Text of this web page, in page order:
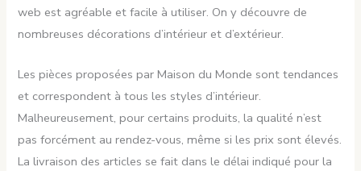
web est agréable et facile à utiliser. On y découvre de
nombreuses décorations d’intérieur et d’extérieur.
Les pièces proposées par Maison du Monde sont tendances
et correspondent à tous les styles d’intérieur.
Malheureusement, pour certains produits, la qualité n’est
pas forcément au rendez-vous, même si les prix sont élevés.
La livraison des articles se fait dans le délai indiqué pour la